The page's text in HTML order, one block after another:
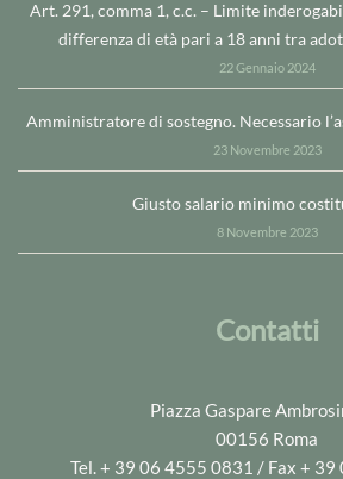
Art. 291, comma 1, c.c. – Limite
differenza di età pari a 18 anni tra
22 Gennaio 2024
Amministratore di sostegno. Necessario
23 Novembre 2023
Giusto salario minimo
8 Novembre 2023
Contatti
Piazza Gaspare
00156 Roma
Tel. + 39 06 4555 0831 / Fax +